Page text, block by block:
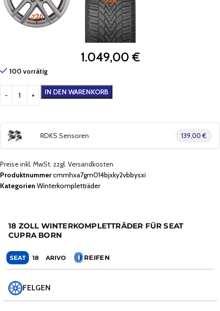
1.049,00 €
100 vorrätig
IN DEN WARENKORB
RDKS Sensoren 139,00 €
Preise inkl. MwSt. zzgl. Versandkosten
Produktnummercmmhxa7gm014bjxky2vbbysxi
Kategorien Winterkompletträder
18 ZOLL WINTERKOMPLETTRÄDER FÜR SEAT
CUPRA BORN
SEAT 18 ARIVO REIFEN
FELGEN